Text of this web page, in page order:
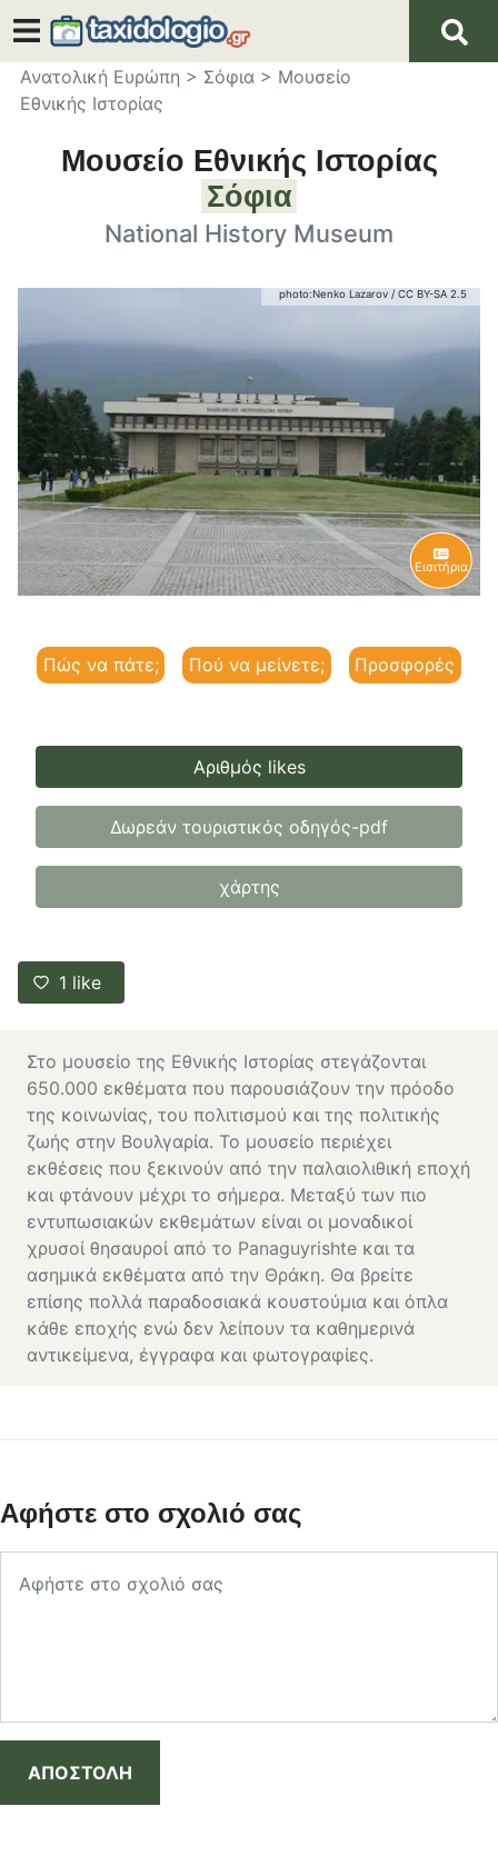
Ανατολική Ευρώπη > Σόφια > Μουσείο
Εθνικής Ιστορίας
Μουσείο Εθνικής Ιστορίας
Σόφια
National History Museum
photo:Nenko Lazarov / CC BY-SA 2.5
Εισιτήρια
Πώς να πάτε; Πού να μείνετε; Προσφορές
Αριθμός likes
Δωρεάν τουριστικός οδηγός-pdf
χάρτης
1 like
Στο μουσείο της Εθνικής Ιστορίας στεγάζονται
650.000 εκθέματα που παρουσιάζουν την πρόοδο
της κοινωνίας, του πολιτισμού και της πολιτικής
ζωής στην Βουλγαρία. Το μουσείο περιέχει
εκθέσεις που ξεκινούν από την παλαιολιθική εποχή
και φτάνουν μέχρι το σήμερα. Μεταξύ των πιο
εντυπωσιακών εκθεμάτων είναι οι μοναδικοί
χρυσοί θησαυροί από το Panaguyrishte και τα
ασημικά εκθέματα από την Θράκη. Θα βρείτε
επίσης πολλά παραδοσιακά κουστούμια και όπλα
κάθε εποχής ενώ δεν λείπουν τα καθημερινά
αντικείμενα, έγγραφα και φωτογραφίες.
Αφήστε στο σχολιό σας
ΑΠΟΣΤΟΛΗ